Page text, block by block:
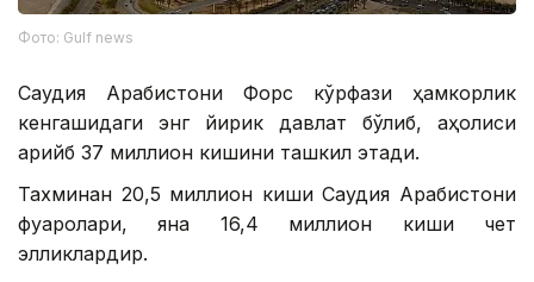
Фото: Gulf news
Саудия Арабистони Форс кўрфази ҳамкорлик
кенгашидаги энг йирик давлат бўлиб, аҳолиси
қарийб 37 миллион кишини ташкил этади.
Тахминан 20,5 миллион киши Саудия Арабистони
фуқаролари, яна 16,4 миллион киши чет
элликлардир.